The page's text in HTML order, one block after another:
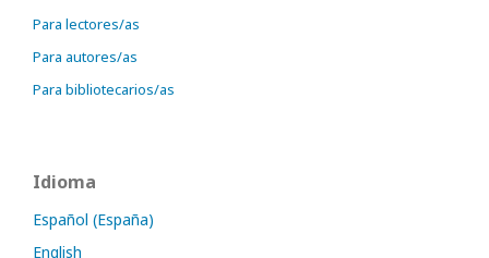
Para lectores/as
Para autores/as
Para bibliotecarios/as
Idioma
Español (España)
English